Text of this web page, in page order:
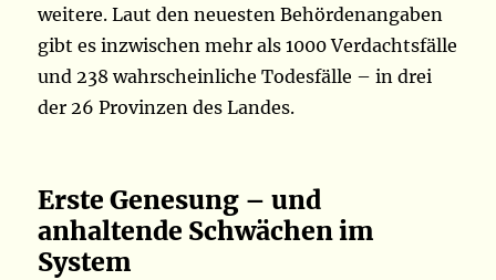
weitere. Laut den neuesten Behördenangaben
gibt es inzwischen mehr als 1000 Verdachtsfälle
und 238 wahrscheinliche Todesfälle – in drei
der 26 Provinzen des Landes.
Erste Genesung – und
anhaltende Schwächen im
System